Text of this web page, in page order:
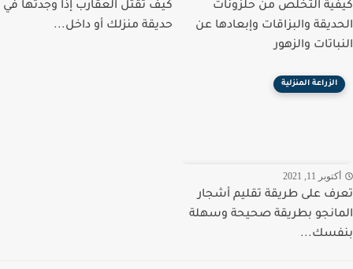
التخلص من حلزونات
والبزاقات وإبعادها عن
والزهور
كيف تقتل العقارب إذا وجدتها في
حديقة منزلك أو داخل...
الزراعة المنزلية
11, 2021
على طريقة تقليم أشجار
بطريقة صحيحة وسهلة